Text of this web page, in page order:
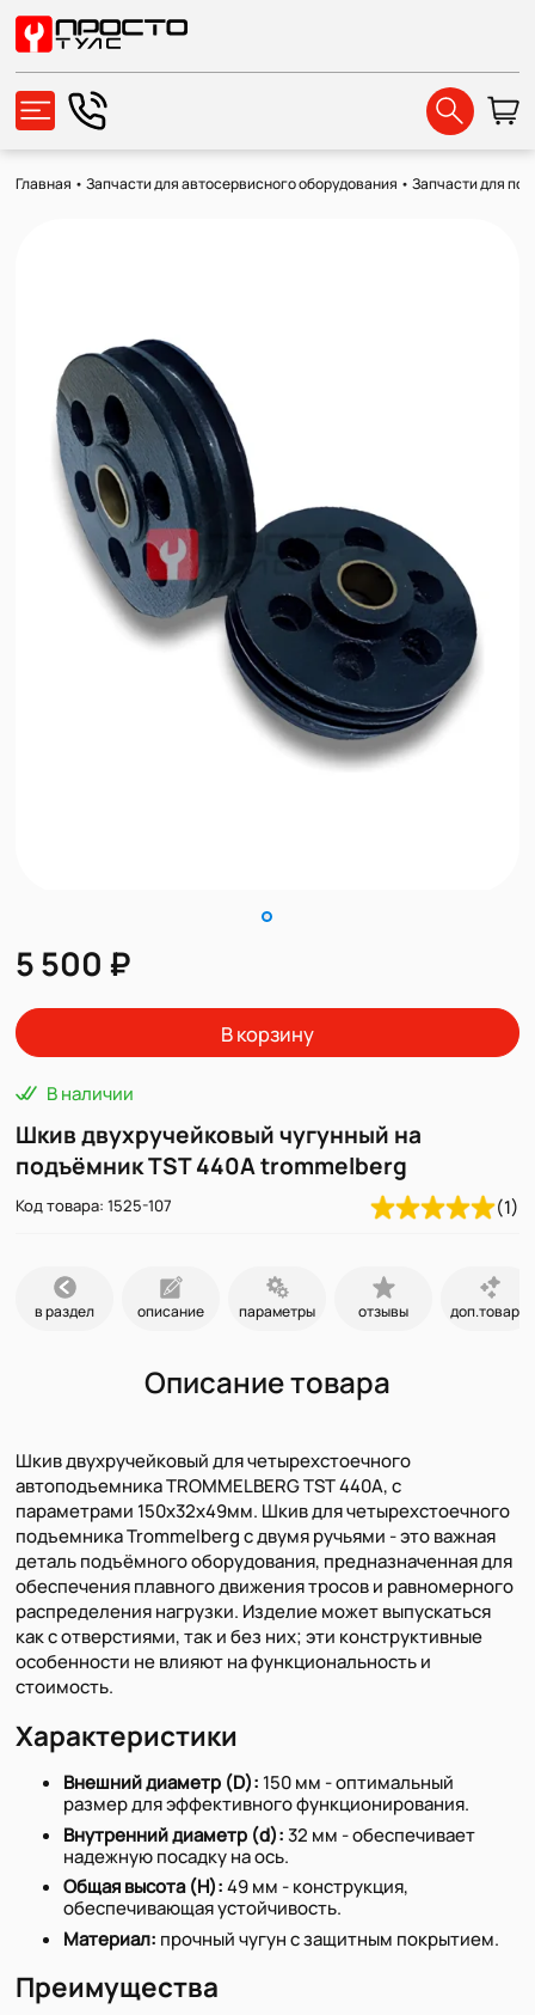
Главная •Запчасти для автосервисного оборудования •Запчасти для
5 500 ₽
В корзину
В наличии
Шкив двухручейковый чугунный на
подъёмник TST 440A trommelberg
Код товара: 1525-107 (1)
в раздел описание параметры отзывы доп.товары
Описание товара
Шкив двухручейковый для четырехстоечного
автоподъемника TROMMELBERG TST 440A, с
параметрами 150х32х49мм. Шкив для четырехстоечного
подъемника Trommelberg с двумя ручьями - это важная
деталь подъёмного оборудования, предназначенная для
обеспечения плавного движения тросов и равномерного
распределения нагрузки. Изделие может выпускаться
как с отверстиями, так и без них; эти конструктивные
особенности не влияют на функциональность и
стоимость.
Характеристики
Внешний диаметр (D): 150 мм - оптимальный
размер для эффективного функционирования.
Внутренний диаметр (d):32 мм - обеспечивает
надежную посадку на ось.
Общая высота (H):49 мм - конструкция,
обеспечивающая устойчивость.
Материал: прочный чугун с защитным покрытием.
Преимущества